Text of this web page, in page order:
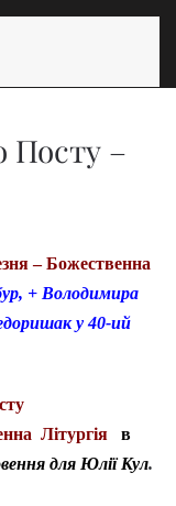
Посту –
– Божественна
+ Володимира
у 40-ий
Літургія в
для Юлії Кул.